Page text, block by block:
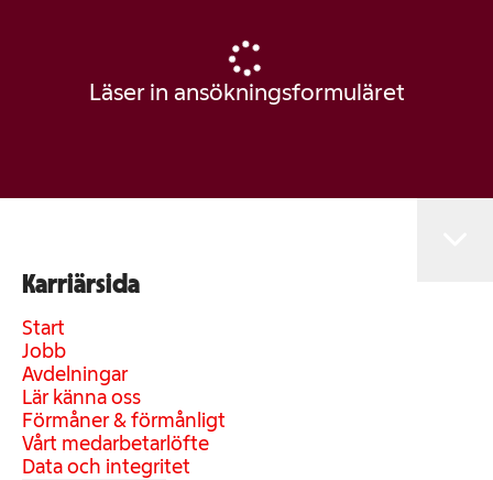
Läser in ansökningsformuläret
Karriärsida
Start
Jobb
Avdelningar
Lär känna oss
Förmåner & förmånligt
Vårt medarbetarlöfte
Data och integritet